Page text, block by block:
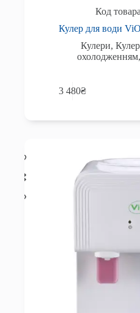
Кулер для води
Кулери,
охолодженням,
3 480₴